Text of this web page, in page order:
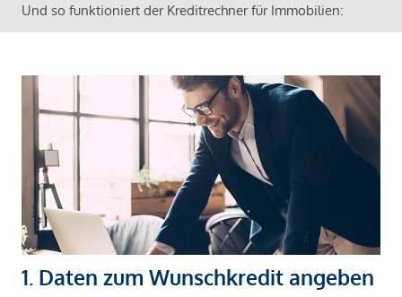
Und so funktioniert der Kreditrechner für Immobilien:
1. Daten zum Wunschkredit angeben